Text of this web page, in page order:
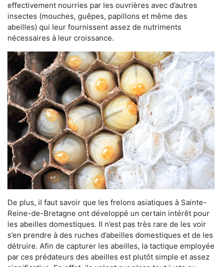
effectivement nourries par les ouvrières avec d’autres
insectes (mouches, guêpes, papillons et même des
abeilles) qui leur fournissent assez de nutriments
nécessaires à leur croissance.
De plus, il faut savoir que les frelons asiatiques à Sainte-
Reine-de-Bretagne ont développé un certain intérêt pour
les abeilles domestiques. Il n’est pas très rare de les voir
s’en prendre à des ruches d’abeilles domestiques et de les
détruire. Afin de capturer les abeilles, la tactique employée
par ces prédateurs des abeilles est plutôt simple et assez